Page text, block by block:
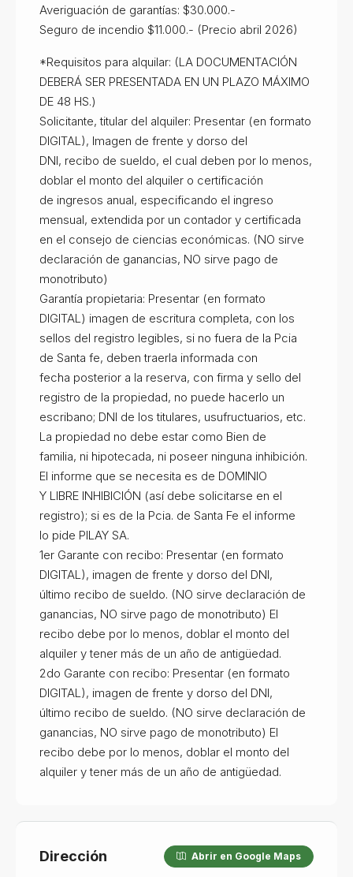
Averiguación de garantías: $30.000.-
Seguro de incendio $11.000.- (Precio abril 2026)
*Requisitos para alquilar: (LA DOCUMENTACIÓN
DEBERÁ SER PRESENTADA EN UN PLAZO MÁXIMO
DE 48 HS.)
Solicitante, titular del alquiler: Presentar (en formato
DIGITAL), Imagen de frente y dorso del
DNI, recibo de sueldo, el cual deben por lo menos,
doblar el monto del alquiler o certificación
de ingresos anual, especificando el ingreso
mensual, extendida por un contador y certificada
en el consejo de ciencias económicas. (NO sirve
declaración de ganancias, NO sirve pago de
monotributo)
Garantía propietaria: Presentar (en formato
DIGITAL) imagen de escritura completa, con los
sellos del registro legibles, si no fuera de la Pcia
de Santa fe, deben traerla informada con
fecha posterior a la reserva, con firma y sello del
registro de la propiedad, no puede hacerlo un
escribano; DNI de los titulares, usufructuarios, etc.
La propiedad no debe estar como Bien de
familia, ni hipotecada, ni poseer ninguna inhibición.
El informe que se necesita es de DOMINIO
Y LIBRE INHIBICIÓN (así debe solicitarse en el
registro); si es de la Pcia. de Santa Fe el informe
lo pide PILAY SA.
1er Garante con recibo: Presentar (en formato
DIGITAL), imagen de frente y dorso del DNI,
último recibo de sueldo. (NO sirve declaración de
ganancias, NO sirve pago de monotributo) El
recibo debe por lo menos, doblar el monto del
alquiler y tener más de un año de antigüedad.
2do Garante con recibo: Presentar (en formato
DIGITAL), imagen de frente y dorso del DNI,
último recibo de sueldo. (NO sirve declaración de
ganancias, NO sirve pago de monotributo) El
recibo debe por lo menos, doblar el monto del
alquiler y tener más de un año de antigüedad.
Dirección Abrir en Google Maps